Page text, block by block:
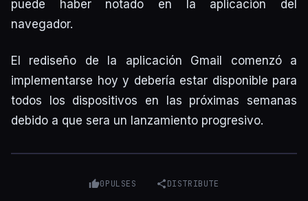
puede haber notado en la aplicación del
navegador.
El rediseño de la aplicación Gmail comenzó a
implementarse hoy y debería estar disponible para
todos los dispositivos en las próximas semanas
debido a que sera un lanzamiento progresivo.
0PULSES DISTRIBUTE